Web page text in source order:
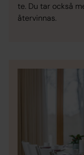
te. Du tar också
återvinnas.